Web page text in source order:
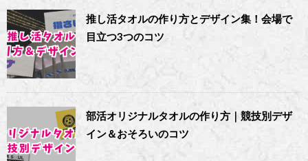
推し活タオルの作り方とデザイン集！会場で
目立つ3つのコツ
部活オリジナルタオルの作り方｜競技別デザ
イン＆おそろいのコツ